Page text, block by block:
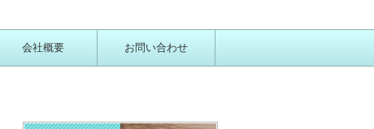
会社概要 お問い合わせ